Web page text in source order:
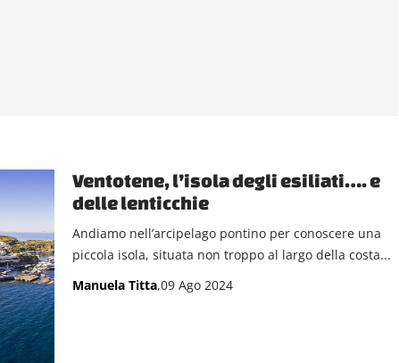
Ventotene, l’isola degli esiliati…. e
delle lenticchie
Andiamo nell’arcipelago pontino per conoscere una
piccola isola, situata non troppo al largo della costa...
Manuela Titta,09 Ago 2024